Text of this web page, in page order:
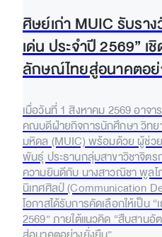
ศิษย์เก่า MUIC รับรา
เด่น ประจำปี 2569”
ลักษณ์ไทยสู่อนาคตอ
เมื่อวันที่ 1 สิงหาคม 2569 อาจ
คณบดีฝ่ายกิจการนักศึกษา วิทย
มหิดล (MUIC) พร้อมด้วย ผู้ช่ว
พันธุ์ ประธานกลุ่มสาขาวิชาจิต
ความยินดีกับ นางสาวณิชา พูลโ
นิเทศศิลป์ (Communication
โอกาสได้รับการคัดเลือกให้เป็น
2569” ภายใต้แนวคิด “สืบสาน